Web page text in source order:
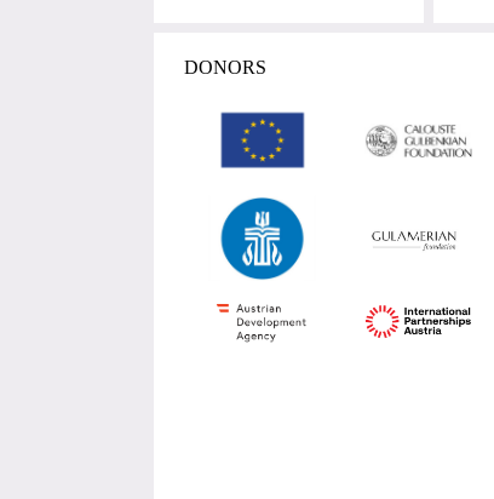
DONORS